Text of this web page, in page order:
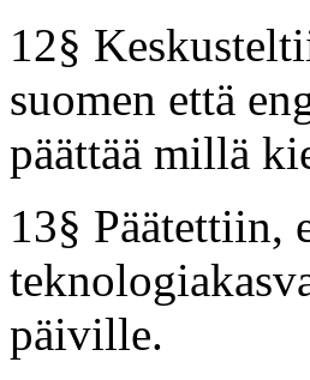
12§
suomen että
päättää millä
13§ Päätettiin,
päiville.